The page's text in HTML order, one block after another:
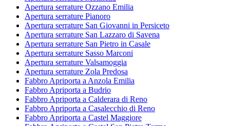
Apertura serrature Ozzano Emilia
Apertura serrature Pianoro
Apertura serrature San Giovanni in Persiceto
Apertura serrature San Lazzaro di Savena
Apertura serrature San Pietro in Casale
Apertura serrature Sasso Marconi
Apertura serrature Valsamoggia
Apertura serrature Zola Predosa
Fabbro Apriporta a Anzola Emilia
Fabbro Apriporta a Budrio
Fabbro Apriporta a Calderara di Reno
Fabbro Apriporta a Casalecchio di Reno
Fabbro Apriporta a Castel Maggiore